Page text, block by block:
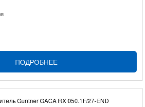
ПОДРОБНЕЕ
Guntner GACA RX 050.1F/27-END